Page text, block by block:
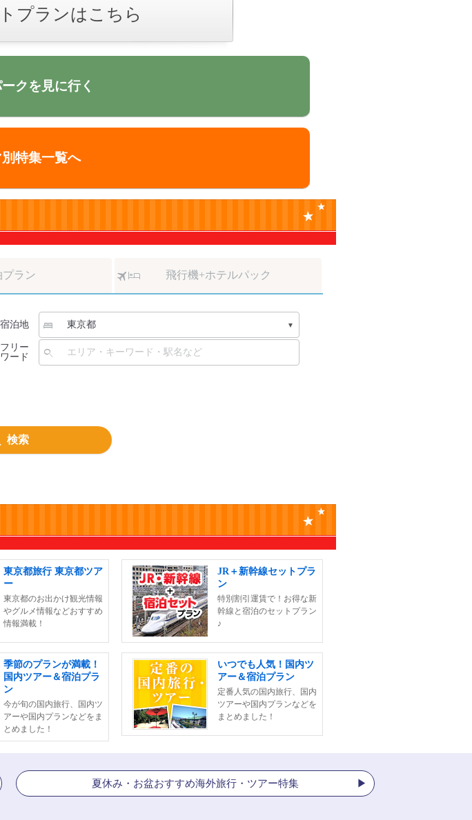
プランはこちら
クを見に行く
特集一覧へ
プラン 飛行機+ホテルパック
宿泊地
フリー
ワード
検索
東京都旅行 東京都ツア
ー
東京都のお出かけ観光情報
やグルメ情報などおすすめ
情報満載！
JR＋新幹線セットプラ
ン
特別割引運賃で！お得な新
幹線と宿泊のセットプラン
♪
季節のプランが満載！
国内ツアー＆宿泊プラ
ン
今が旬の国内旅行、国内ツ
アーや国内プランなどをま
とめました！
いつでも人気！国内ツ
アー＆宿泊プラン
定番人気の国内旅行、国内
ツアーや国内プランなどを
まとめました！
夏休み・お盆おすすめ海外旅行・ツアー特集